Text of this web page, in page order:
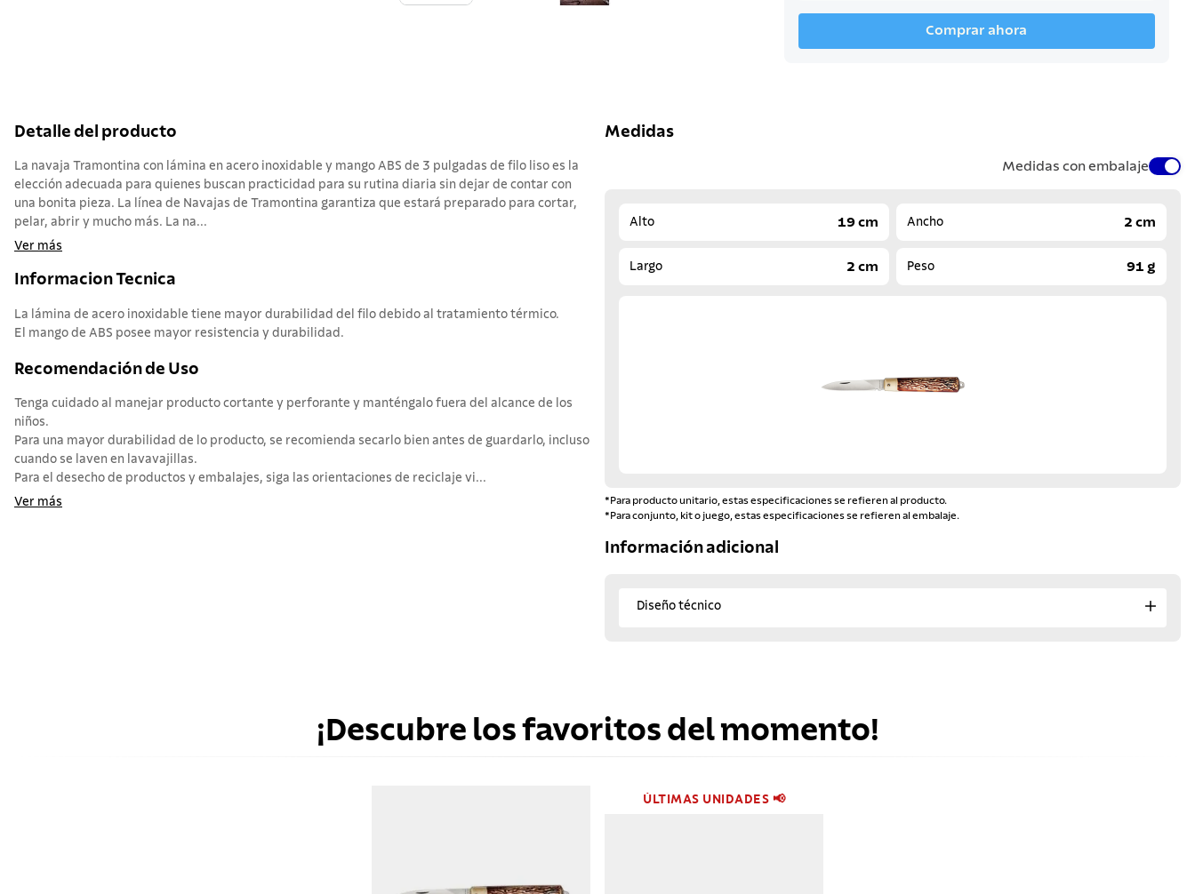
Comprar ahora
Detalle del producto
La navaja Tramontina con lámina en acero inoxidable y mango ABS de 3 pulgadas de filo liso es la
elección adecuada para quienes buscan practicidad para su rutina diaria sin dejar de contar con
una bonita pieza. La línea de Navajas de Tramontina garantiza que estará preparado para cortar,
pelar, abrir y mucho más. La na...
Ver más
Informacion Tecnica
La lámina de acero inoxidable tiene mayor durabilidad del filo debido al tratamiento térmico.
El mango de ABS posee mayor resistencia y durabilidad.
Recomendación de Uso
Tenga cuidado al manejar producto cortante y perforante y manténgalo fuera del alcance de los
niños.
Para una mayor durabilidad de lo producto, se recomienda secarlo bien antes de guardarlo, incluso
cuando se laven en lavavajillas.
Para el desecho de productos y embalajes, siga las orientaciones de reciclaje vi...
Ver más
Medidas
Medidas con embalaje
Alto 19 cm Ancho 2 cm
Largo 2 cm Peso 91 g
*Para producto unitario, estas especificaciones se refieren al producto.
*Para conjunto, kit o juego, estas especificaciones se refieren al embalaje.
Información adicional
Diseño técnico
¡Descubre los favoritos del momento!
ÚLTIMAS UNIDADES 📢